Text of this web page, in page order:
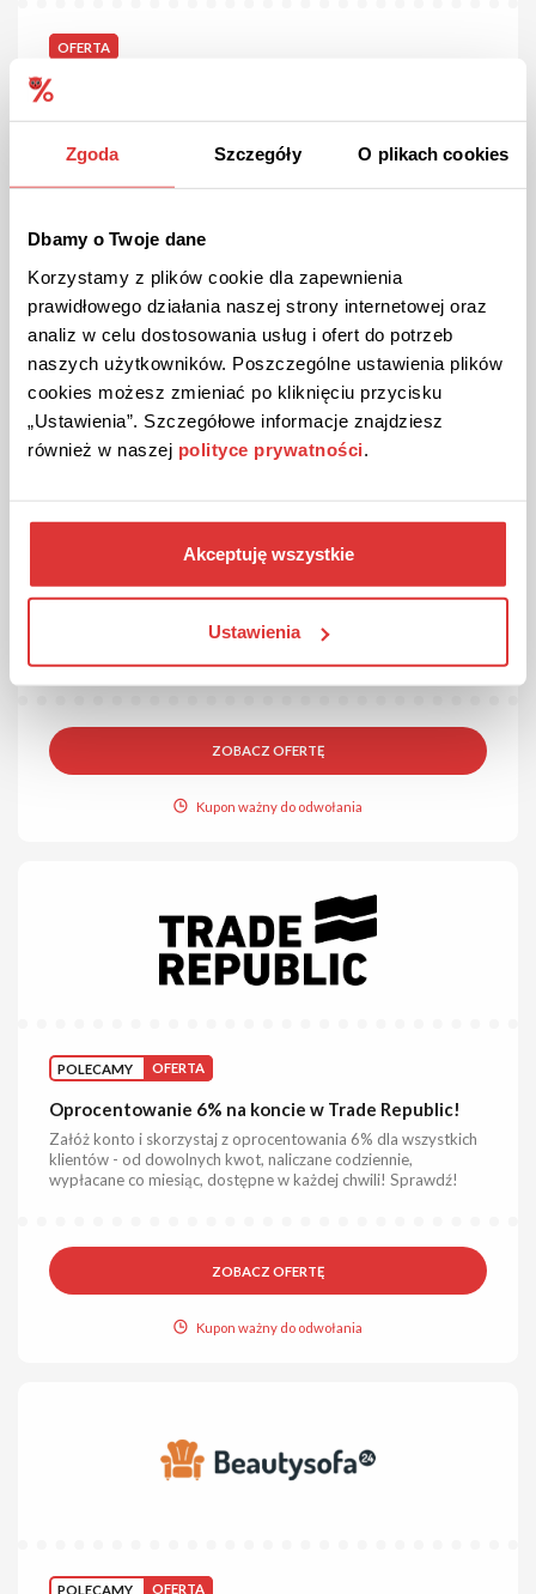
Zgoda Szczegóły O plikach cookies
Dbamy o Twoje dane
Korzystamy z plików cookie dla zapewnienia
prawidłowego działania naszej strony internetowej oraz
analiz w celu dostosowania usług i ofert do potrzeb
naszych użytkowników. Poszczególne ustawienia plików
cookies możesz zmieniać po kliknięciu przycisku
„Ustawienia”. Szczegółowe informacje znajdziesz
również w naszej polityce prywatności
Akceptuję wszystkie
Ustawienia
OFERTA
Bestsellery w Brooks!
Zobacz bogatą ofertę butów sportowych, odzieży i
wiele innych. Zamów już teraz!
Kupon ważny do odwołania
Sprawdź najnowsze kolekcje butów i odzieży sportowej. Nie
czekaj!
ZOBACZ OFERTĘ
Kupon ważny do odwołania
POLECAMY OFERTA
Oprocentowanie 6% na koncie w Trade Republic!
Załóż konto i skorzystaj z oprocentowania 6% dla wszystkich
klientów - od dowolnych kwot, naliczane codziennie,
wypłacane co miesiąc, dostępne w każdej chwili! Sprawdź!
ZOBACZ OFERTĘ
Kupon ważny do odwołania
POLECAMY OFERTA